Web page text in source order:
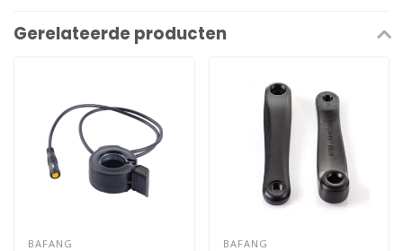
Gerelateerde producten
BAFANG BAFANG